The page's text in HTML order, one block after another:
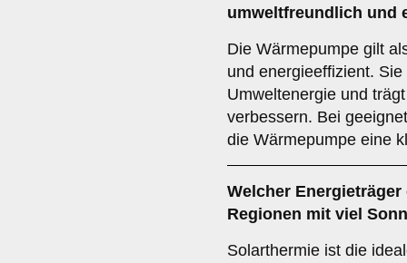
umweltfreundlich und
Die Wärmepumpe gilt
und energieeffizient.
Umweltenergie und
verbessern. Bei
die Wärmepumpe eine
Welcher Energieträger
Regionen mit viel
Solarthermie ist die